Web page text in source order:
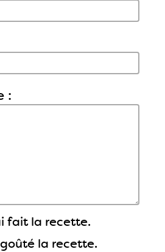
:
fait la recette.
la recette.